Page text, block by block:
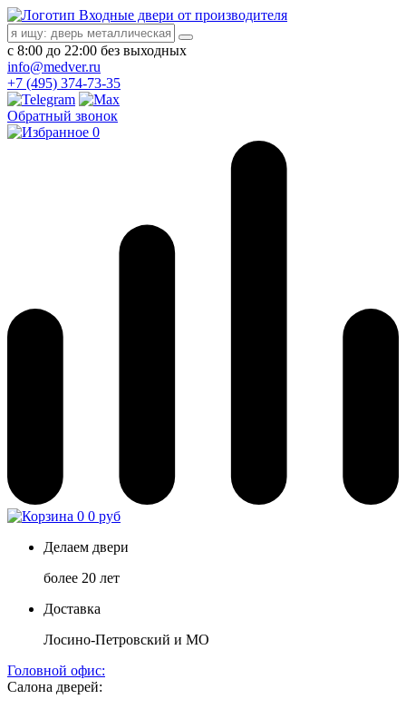
Входные двери от производителя
с 8:00 до 22:00 без выходных
info@medver.ru
+7 (495) 374-73-35
Обратный звонок
0
0 0 руб
Делаем двери
более 20 лет
Доставка
Лосино-Петровский и МО
Головной офис:
Салона дверей: